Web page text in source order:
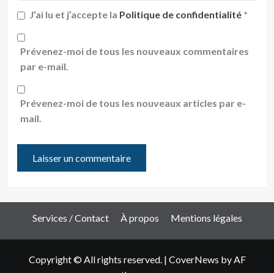
J’ai lu et j’accepte la Politique de confidentialité *
Prévenez-moi de tous les nouveaux commentaires
par e-mail.
Prévenez-moi de tous les nouveaux articles par e-
mail.
Services / Contact À propos Mentions légales
Copyright © All rights reserved. | CoverNews by AF